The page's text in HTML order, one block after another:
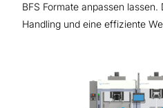
BFS Formate anpassen
Handling und eine effiziente